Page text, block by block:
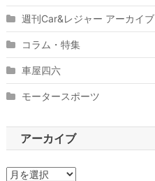
週刊Car&レジャー アーカイブ
コラム・特集
車屋四六
モータースポーツ
アーカイブ
ア